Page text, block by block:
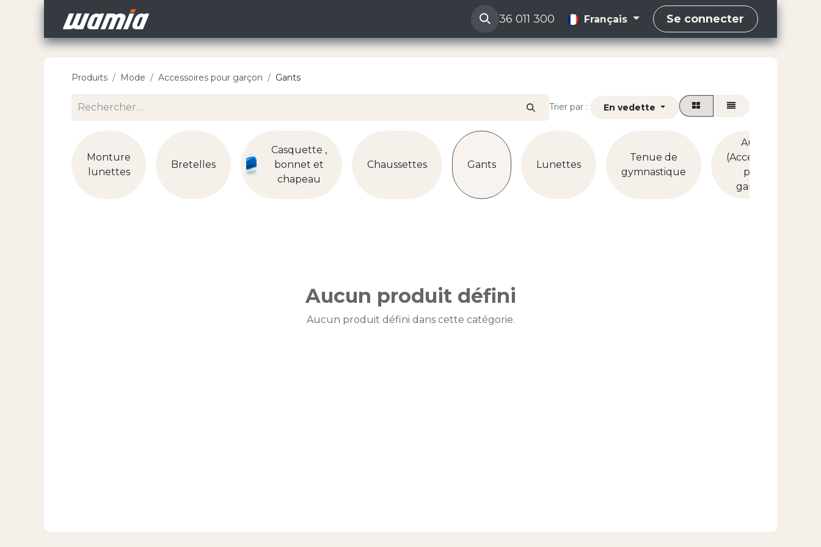
36 011 300 Français Se connecter
Produits Mode Accessoires pour garçon Gants
Trier par : En vedette
Monture
lunettes
Bretelles
Casquette ,
bonnet et
chapeau
Chaussettes Gants Lunettes
Tenue de
gymnastique
Autre
(Accessoires
pour
garçon)
Aucun produit défini
Aucun produit défini dans cette catégorie.